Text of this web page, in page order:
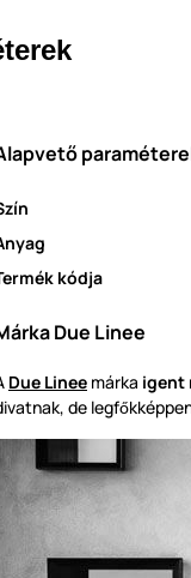
kódja
Due Linee
Due Linee márka igent
de legfő